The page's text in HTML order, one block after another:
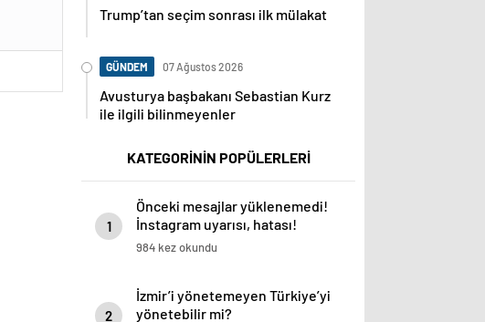
Trump’tan seçim sonrası ilk mülakat
GÜNDEM 07 Ağustos 2026
Avusturya başbakanı Sebastian Kurz
ile ilgili bilinmeyenler
KATEGORİNİN POPÜLERLERİ
1
Önceki mesajlar yüklenemedi!
İnstagram uyarısı, hatası!
Mesajlar açılmıyor!
984 kez okundu
2
İzmir’i yönetemeyen Türkiye’yi
yönetebilir mi?